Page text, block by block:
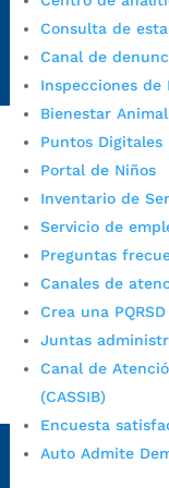
Consulta de
Canal de
Inspecciones de
Bienestar Animal
Puntos Digitales
Portal de Niños
Inventario de
Servicio de
Preguntas
Canales de
Crea una PQRSD
Juntas
Canal de
(CASSIB)
Encuesta
Auto Admite
Emergencia: https://
Radique aquí su
https://
1/secretarias/
Alcaldía de
@AlcaldíaBGA
Alcaldía de
PrensaBucaramanga
Autorización de
de Tratamiento